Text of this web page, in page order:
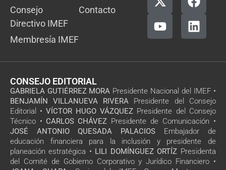
Consejo
Directivo IMEF
Membresía IMEF
Contacto
CONSEJO EDITORIAL
GABRIELA GUTIÉRREZ MORA Presidente Nacional del IMEF •
BENJAMÍN VILLANUEVA RIVERA Presidente del Consejo
Editorial • VÍCTOR HUGO VÁZQUEZ Presidente del Consejo
Técnico • CARLOS CHÁVEZ Presidente de Comunicación •
JOSÉ ANTONIO QUESADA PALACIOS Embajador de
educación financiera para la inclusión y presidente de
planeación estratégica • LILI DOMÍNGUEZ ORTÍZ Presidenta
del Comité de Gobierno Corporativo y Jurídico Financiero •